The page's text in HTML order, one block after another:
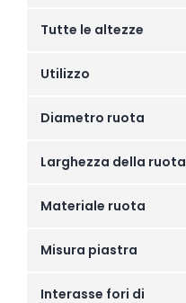
Tutte le altezze
Utilizzo
Diametro ruota
Larghezza della ruota
Materiale ruota
Misura piastra
Interasse fori di